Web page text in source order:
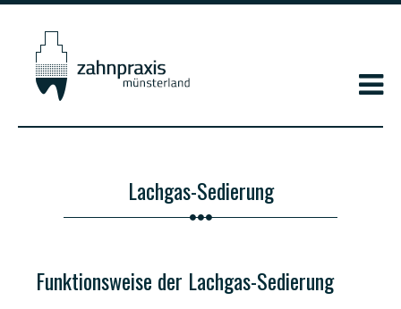
Lachgas-Sedierung
Funktionsweise der Lachgas-Sedierung